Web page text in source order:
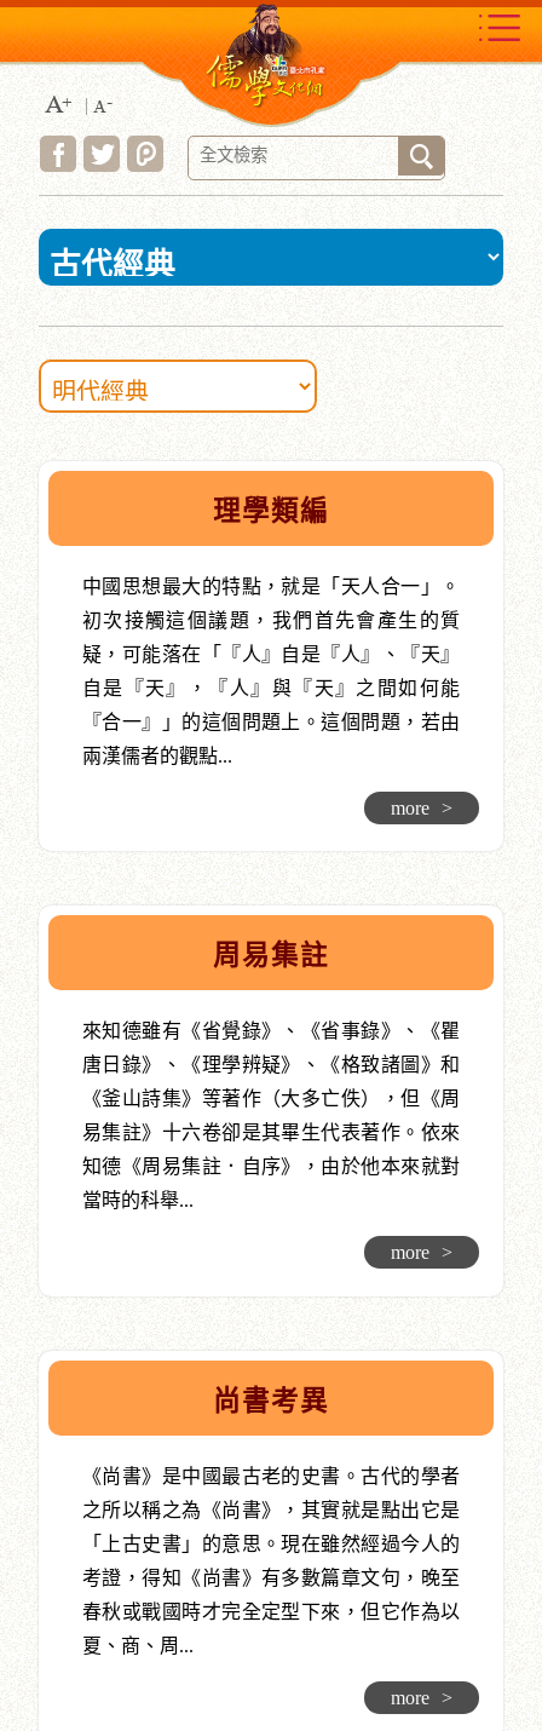
到
主
要
內
容
區
塊
:::
理學類編
中國思想最大的特點，就是「天人合一」。
初次接觸這個議題，我們首先會產生的質
疑，可能落在「『人』自是『人』、『天』
自是『天』，『人』與『天』之間如何能
『合一』」的這個問題上。這個問題，若由
兩漢儒者的觀點...
more >
周易集註
來知德雖有《省覺錄》、《省事錄》、《瞿
唐日錄》、《理學辨疑》、《格致諸圖》和
《釜山詩集》等著作（大多亡佚），但《周
易集註》十六卷卻是其畢生代表著作。依來
知德《周易集註．自序》，由於他本來就對
當時的科舉...
more >
尚書考異
《尚書》是中國最古老的史書。古代的學者
之所以稱之為《尚書》，其實就是點出它是
「上古史書」的意思。現在雖然經過今人的
考證，得知《尚書》有多數篇章文句，晚至
春秋或戰國時才完全定型下來，但它作為以
夏、商、周...
more >